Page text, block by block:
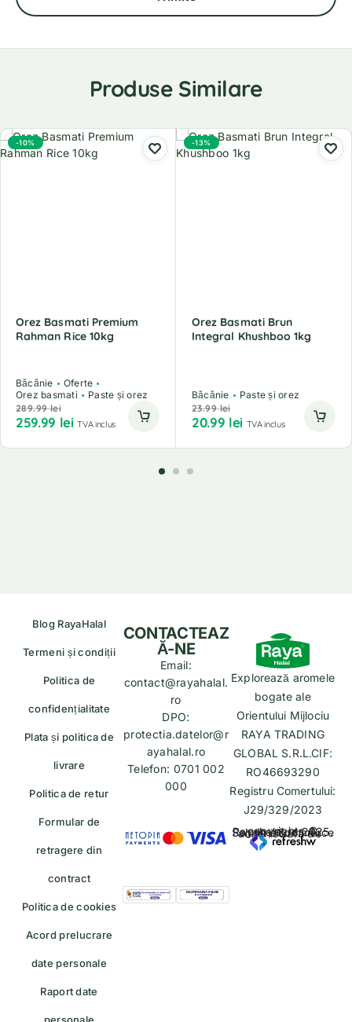
Produse Similare
-10%
Orez Basmati Premium
Rahman Rice 10kg
Băcănie
Oferte
Orez basmati
Paste și orez
289.99lei
259.99 lei TVA inclus
-13%
Orez Basmati Brun
Integral Khushboo 1kg
Băcănie
Paste și orez
23.99lei
20.99 lei TVA inclus
Blog RayaHalal
Termeni și condiții
Politica de
confidențialitate
Plata și politica de
livrare
Politica de retur
Formular de
retragere din
contract
Politica de cookies
Acord prelucrare
date personale
Raport date
Explorează aromele
bogate ale
Orientului Mijlociu
RAYA TRADING
GLOBAL S.R.L.CIF:
RO46693290
Registru Comertului:
J29/329/2023
copyrights © Rayahalal.ro 2025. Soluție eCommerce administrată de
CONTACTEAZ
Ă-NE
Email:
contact@rayahalal.
ro
DPO:
protectia.datelor@r
ayahalal.ro
Telefon: 0701 002
000